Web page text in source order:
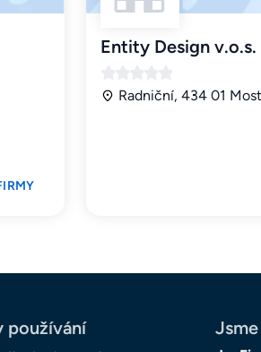
Entity Design v.o.s.
Radniční, 434 01 Most
používání